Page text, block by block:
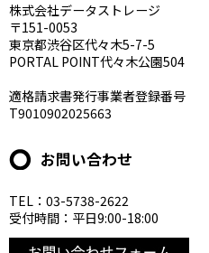
株式会社データストレージ
〒151-0053
東京都渋谷区代々木5-7-5
PORTAL POINT代々木公園504
適格請求書発行事業者登録番号
T9010902025663
お問い合わせ
TEL：03-5738-2622
受付時間：平日9:00-18:00